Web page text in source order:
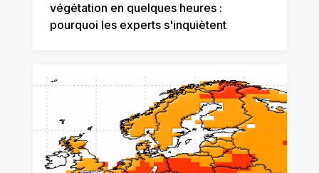
végétation en quelques heures :
pourquoi les experts s'inquiètent